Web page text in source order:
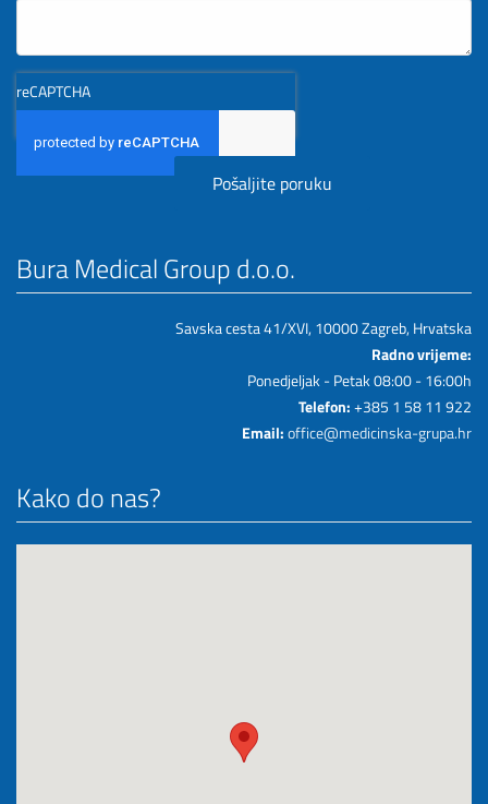
reCAPTCHA
Bura Medical Group d.o.o.
Savska cesta 41/XVI, 10000 Zagreb, Hrvatska
Radno vrijeme:
Ponedjeljak - Petak 08:00 - 16:00h
Telefon:+385 1 58 11 922
Email:office@medicinska-grupa.hr
Kako do nas?